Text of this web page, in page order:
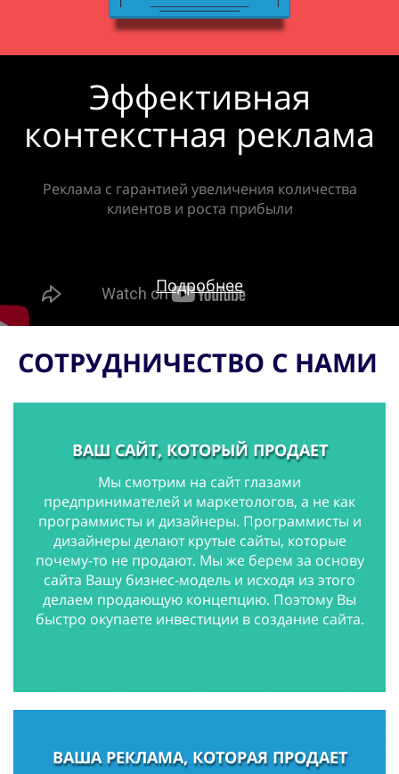
Эффективная
контекстная реклама
Реклама с гарантией увеличения количества
клиентов и роста прибыли
Подробнее
СОТРУДНИЧЕСТВО С НАМИ
ВАШ САЙТ, КОТОРЫЙ ПРОДАЕТ
Мы смотрим на сайт глазами
предпринимателей и маркетологов, а не как
программисты и дизайнеры. Программисты и
дизайнеры делают крутые сайты, которые
почему-то не продают. Мы же берем за основу
сайта Вашу бизнес-модель и исходя из этого
делаем продающую концепцию. Поэтому Вы
быстро окупаете инвестиции в создание сайта.
ВАША РЕКЛАМА, КОТОРАЯ ПРОДАЕТ